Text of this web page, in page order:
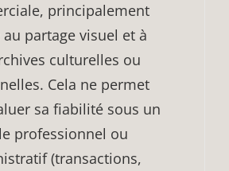
principalement
partage visuel et à
culturelles ou
Cela ne permet
sa fiabilité sous un
professionnel ou
(transactions,